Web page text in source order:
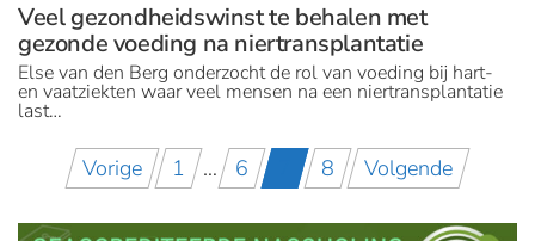
Veel gezondheidswinst te behalen met
gezonde voeding na niertransplantatie
Else van den Berg onderzocht de rol van voeding bij hart-
en vaatziekten waar veel mensen na een niertransplantatie
last…
Berichten
paginering
Vorige 1 … 6 8 Volgende